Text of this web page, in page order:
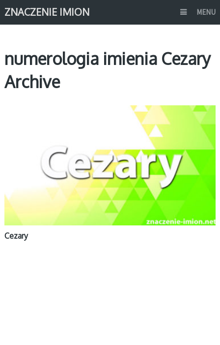
ZNACZENIE IMION MENU
numerologia imienia Cezary
Archive
Cezary